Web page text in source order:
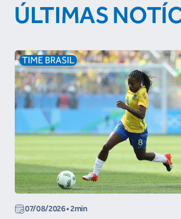
ÚLTIMAS
TIME BRASIL
07/08/2026• 2min